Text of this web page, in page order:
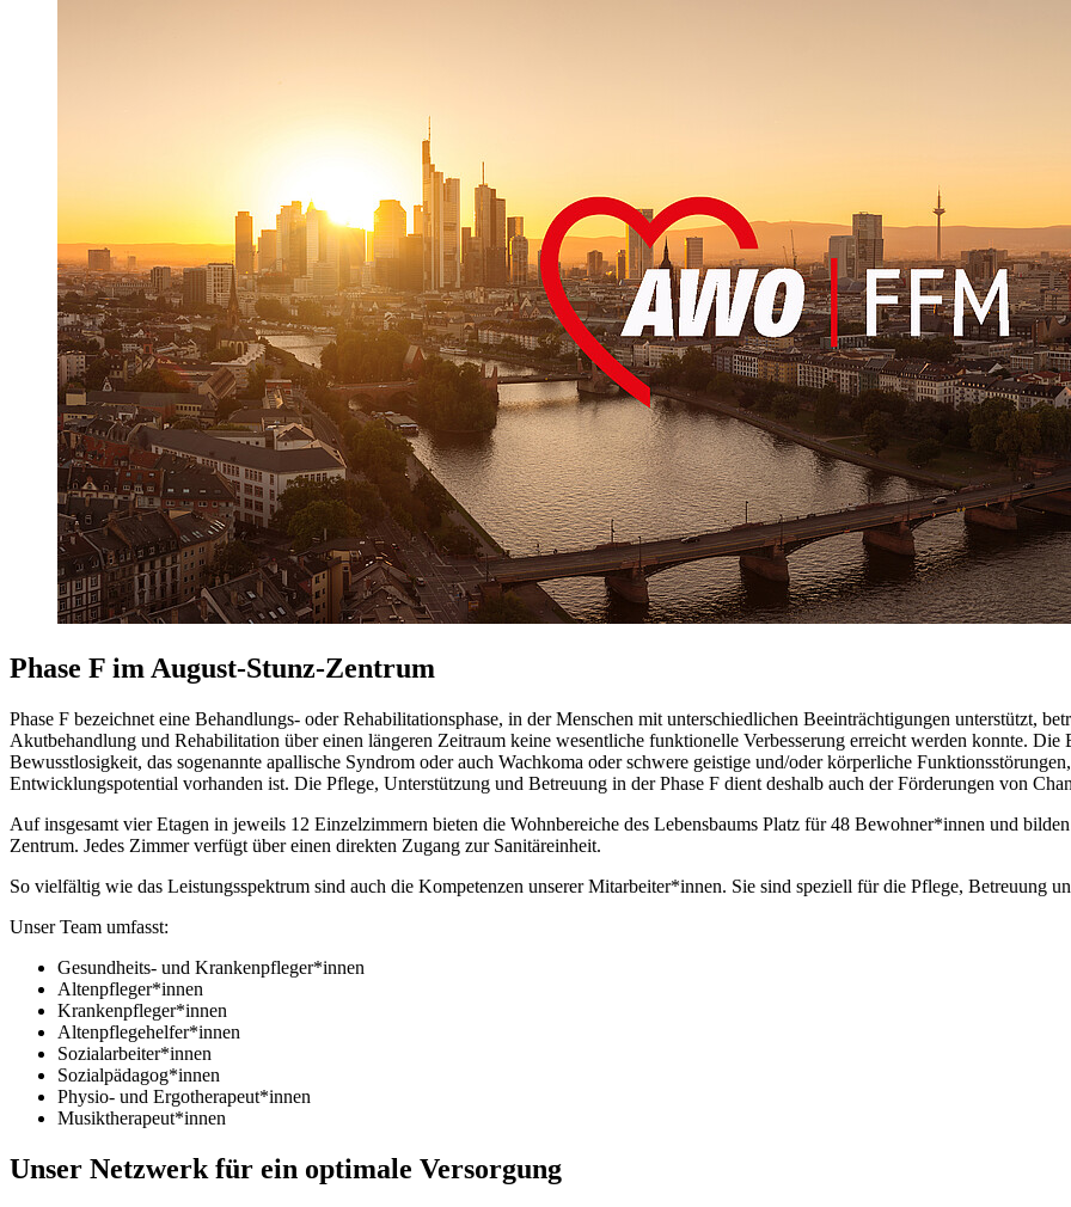
Phase F im August-Stunz-Zentrum
Phase F bezeichnet eine Behandlungs- oder Rehabilitationsphase, in der Menschen mit unterschiedlichen Beeinträchtigungen unterstützt,
Akutbehandlung und Rehabilitation über einen längeren Zeitraum keine wesentliche funktionelle Verbesserung erreicht werden konnte. Die
Bewusstlosigkeit, das sogenannte apallische Syndrom oder auch Wachkoma oder schwere geistige und/oder körperliche
Entwicklungspotential vorhanden ist. Die Pflege, Unterstützung und Betreuung in der Phase F dient deshalb auch der Förderungen von
Auf insgesamt vier Etagen in jeweils 12 Einzelzimmern bieten die Wohnbereiche des Lebensbaums Platz für 48 Bewohner*innen und
Zentrum. Jedes Zimmer verfügt über einen direkten Zugang zur Sanitäreinheit.
So vielfältig wie das Leistungsspektrum sind auch die Kompetenzen unserer Mitarbeiter*innen. Sie sind speziell für die Pflege, Betreuung
Unser Team umfasst:
Gesundheits- und Krankenpfleger*innen
Altenpfleger*innen
Krankenpfleger*innen
Altenpflegehelfer*innen
Sozialarbeiter*innen
Sozialpädagog*innen
Physio- und Ergotherapeut*innen
Musiktherapeut*innen
Unser Netzwerk für ein optimale Versorgung